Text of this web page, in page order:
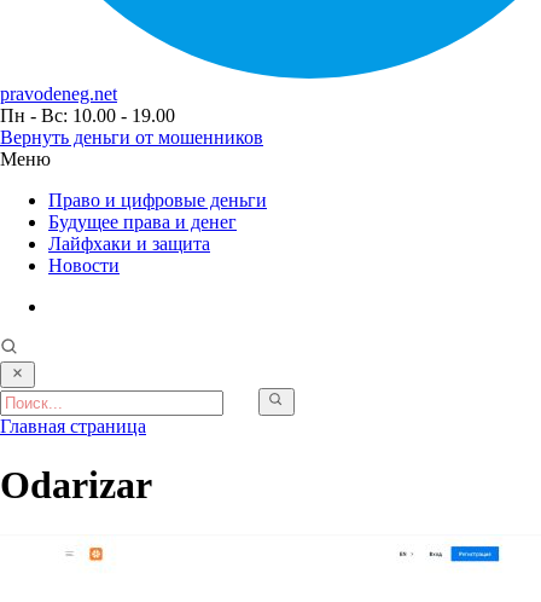
pravodeneg.net
Пн - Вс: 10.00 - 19.00
Вернуть деньги от мошенников
Меню
Право и цифровые деньги
Будущее права и денег
Лайфхаки и защита
Новости
Главная страница
Odarizar